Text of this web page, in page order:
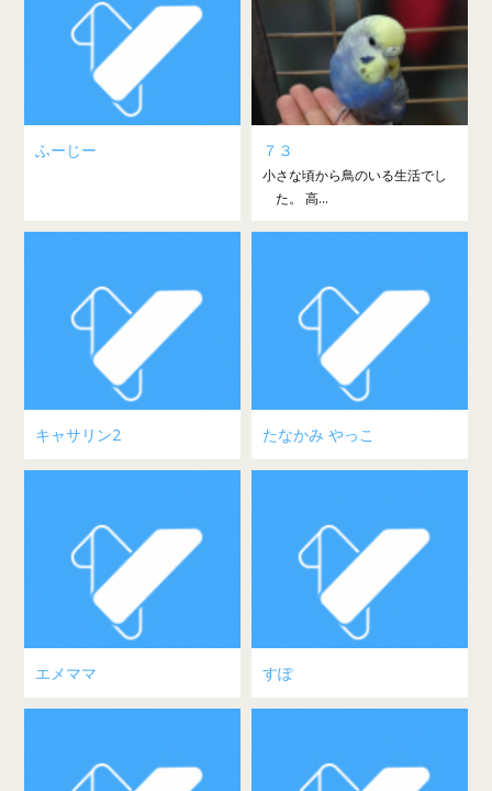
ふーじー ７３
小さな頃から鳥のいる生活でし
た。 高...
キャサリン2 たなかみ やっこ
エメママ すぽ